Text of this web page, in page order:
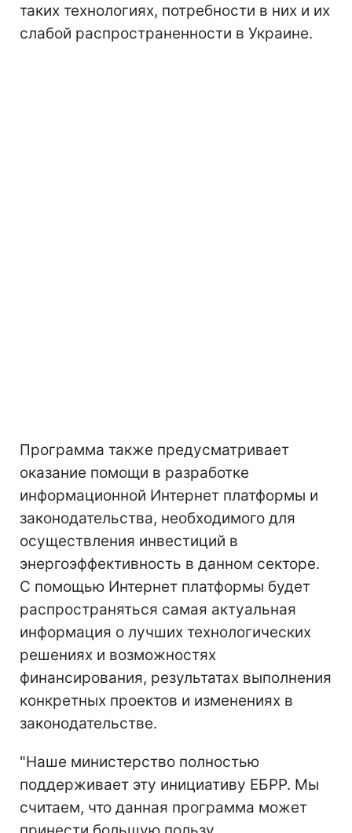
таких технологиях, потребности в них и их
слабой распространенности в Украине.
Программа также предусматривает
оказание помощи в разработке
информационной Интернет платформы и
законодательства, необходимого для
осуществления инвестиций в
энергоэффективность в данном секторе.
С помощью Интернет платформы будет
распространяться самая актуальная
информация о лучших технологических
решениях и возможностях
финансирования, результатах выполнения
конкретных проектов и изменениях в
законодательстве.
"Наше министерство полностью
поддерживает эту инициативу ЕБРР. Мы
считаем, что данная программа может